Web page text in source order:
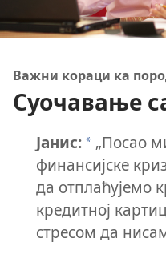
Важни кораци ка
Суочавање
Јанис:*„Посао
финансијске
да отплаћујемо
кредитној
стресом да